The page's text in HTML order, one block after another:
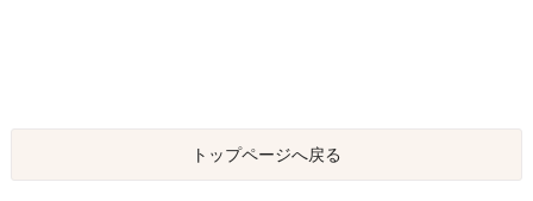
トップページへ戻る